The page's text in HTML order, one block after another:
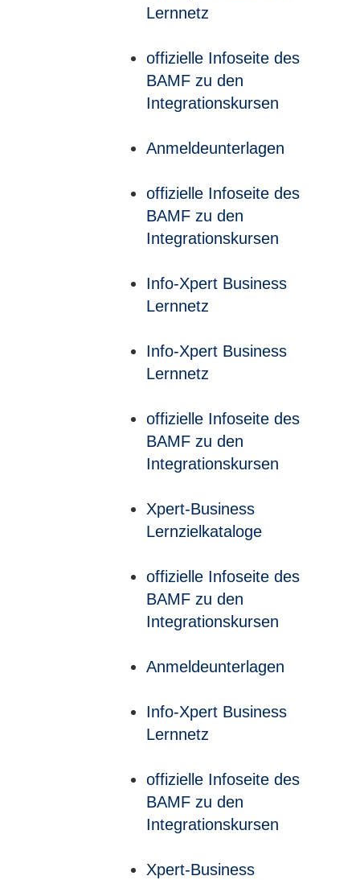
Lernnetz
offizielle Infoseite des
BAMF zu den
Integrationskursen
Anmeldeunterlagen
offizielle Infoseite des
BAMF zu den
Integrationskursen
Info-Xpert Business
Lernnetz
Info-Xpert Business
Lernnetz
offizielle Infoseite des
BAMF zu den
Integrationskursen
Xpert-Business
Lernzielkataloge
offizielle Infoseite des
BAMF zu den
Integrationskursen
Anmeldeunterlagen
Info-Xpert Business
Lernnetz
offizielle Infoseite des
BAMF zu den
Integrationskursen
Xpert-Business